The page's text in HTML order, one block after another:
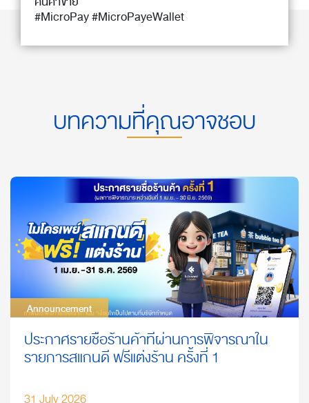
#MicroPay #MicroPayeWallet
บทความที่คุณอาจชอบ
Announcement
Announcement
ประกาศรายชื่อร้านค้าที่ผ่านการพิจารณาใน
รายการสแกนดี ฟรีแต่งร้าน ครั้งที่ 1
31 July 2026